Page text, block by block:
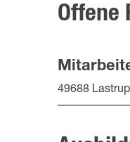
Offene
49688 Lastrup